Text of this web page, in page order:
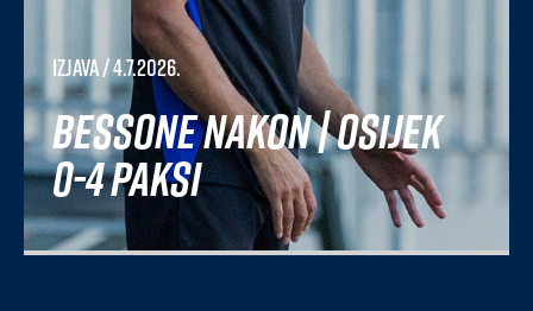
Izjava/ 4.7.2026.
Bessone nakon | Osijek
0-4 Paksi